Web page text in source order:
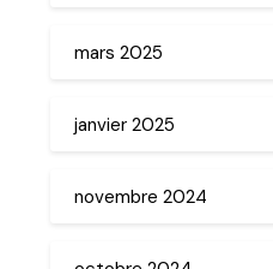
mars 2025
janvier 2025
novembre 2024